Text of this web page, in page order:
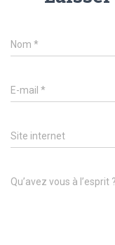
Nom *
E-mail *
Site internet
Qu’avez vous à l’esprit ?